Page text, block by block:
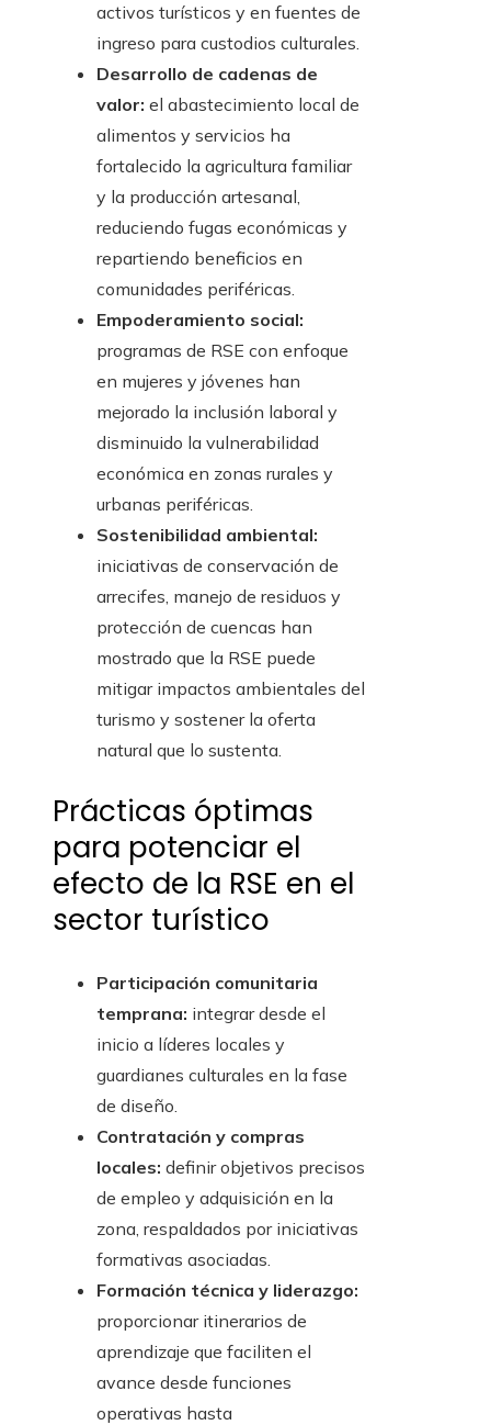
activos turísticos y en fuentes de
ingreso para custodios culturales.
Desarrollo de cadenas de
valor: el abastecimiento local de
alimentos y servicios ha
fortalecido la agricultura familiar
y la producción artesanal,
reduciendo fugas económicas y
repartiendo beneficios en
comunidades periféricas.
Empoderamiento social:
programas de RSE con enfoque
en mujeres y jóvenes han
mejorado la inclusión laboral y
disminuido la vulnerabilidad
económica en zonas rurales y
urbanas periféricas.
Sostenibilidad ambiental:
iniciativas de conservación de
arrecifes, manejo de residuos y
protección de cuencas han
mostrado que la RSE puede
mitigar impactos ambientales del
turismo y sostener la oferta
natural que lo sustenta.
Prácticas óptimas
para potenciar el
efecto de la RSE en el
sector turístico
Participación comunitaria
temprana: integrar desde el
inicio a líderes locales y
guardianes culturales en la fase
de diseño.
Contratación y compras
locales: definir objetivos precisos
de empleo y adquisición en la
zona, respaldados por iniciativas
formativas asociadas.
Formación técnica y liderazgo:
proporcionar itinerarios de
aprendizaje que faciliten el
avance desde funciones
operativas hasta